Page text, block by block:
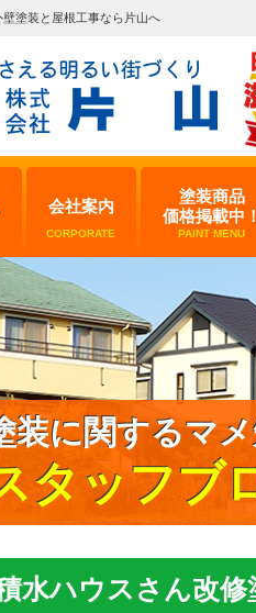
塗装と屋根工事なら片山へ
会社案内
CORPORATE
塗装商品
価格掲載中！
PAINT MENU
装に関するマ
タッフブ
水ハウスさん改